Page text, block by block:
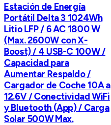
Estación de Energía
Portátil Delta 3 1024Wh
Litio LFP / 6 AC 1800 W
(Max. 2600W con X-
Boost) / 4 USB-C 100W /
Capacidad para
Aumentar Respaldo /
Cargador de Coche 10A a
12.6V / Conectividad WiFi
y Bluetooth (App) / Carga
Solar 500W Max.